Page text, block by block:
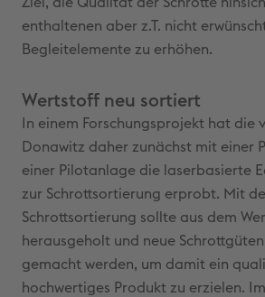
enthaltenen aber z.T. nicht
Begleitelemente zu erhöhen.
Wertstoff neu sortiert
In einem Forschungsprojekt hat die
Donawitz daher zunächst mit einer
einer Pilotanlage die laserbasierte
zur Schrottsortierung erprobt. Mit
Schrottsortierung sollte aus dem
herausgeholt und neue
gemacht werden, um damit ein
hochwertiges Produkt zu erzielen.